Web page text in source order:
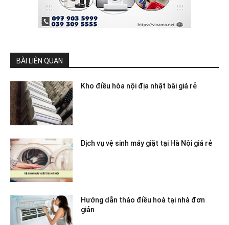
BÀI LIÊN QUAN
Kho điều hòa nội địa nhật bãi giá rẻ
Dịch vụ vệ sinh máy giặt tại Hà Nội giá rẻ
Hướng dẫn tháo điều hoà tại nhà đơn
giản